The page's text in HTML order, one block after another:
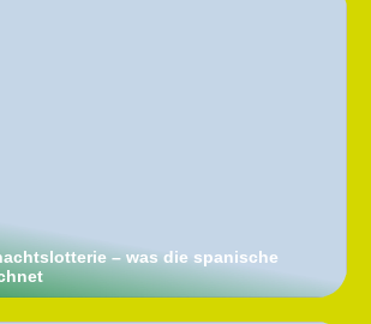
– was die spanische